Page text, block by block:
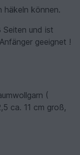
häkeln können.
Seiten und ist
geeignet !
(
ca. 11 cm groß,